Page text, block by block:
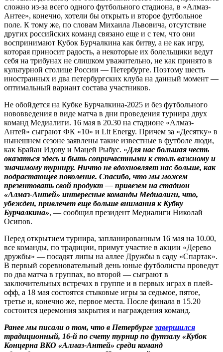
сложно из‑за всего одного футбольного стадиона, в «Алмаз-
Антее», конечно, хотели бы открыть и второе футбольное
поле. К тому же, по словам Михаила Львовича, отсутствие
других российских команд связано еще и с тем, что они
воспринимают Кубок Бурчалкина как битву, а не как игру,
которая приносит радость, а некоторые их болельщики ведут
себя на трибунах не слишком уважительно, не как принято в
культурной столице России — Петербурге. Поэтому шесть
иностранных и два петербургских клуба на данный момент —
оптимальный вариант состава участников.
Не обойдется на Кубке Бурчалкина-2025 и без футбольного
нововведения в виде матча в дни проведения турнира двух
команд Медиалиги. 16 мая в 20.30 на стадионе «Алмаз-
Антей» сыграют ФК «10» и Lit Energy. Причем за «Десятку» в
нынешнем сезоне заявлены такие известные в футболе люди,
как Брайан Идову и Мацей Рыбус. «Для нас большая честь
оказаться здесь и быть сопричастными к столь важному и
значимому турниру. Ничто не вдохновляет нас больше, как
подрастающее поколение. Спасибо, что мы можем
презентовать свой продукт — привезем на стадион
«Алмаз-Антей» интересные команды Медиалиги, что,
убежден, привлечет еще больше внимания к Кубку
Бурчалкина», — сообщил президент Медиалиги Николай
Осипов.
Перед открытием турнира, запланированным 16 мая на 10.00,
все ­команды, по традиции, примут участие в акции «Дерево
дружбы» — посадят липы на аллее Дружбы в саду «Спартак».
В первый соревновательный день юные футболисты проведут
по два матча в группах, во второй — сыграют в
заключительных встречах в группе и в первых играх в плей-
офф, а 18 мая состоятся стыковые игры за седьмое, пятое,
третье и, конечно же, первое места. После финала в 15.20
состоится церемония закрытия и награждения команд.
Ранее мы писали о том, что в Петербургезавершился
традиционный, 16‑й по счету турнир по футзалу «Кубок
Концерна ВКО «Алмаз-Антей» среди команд